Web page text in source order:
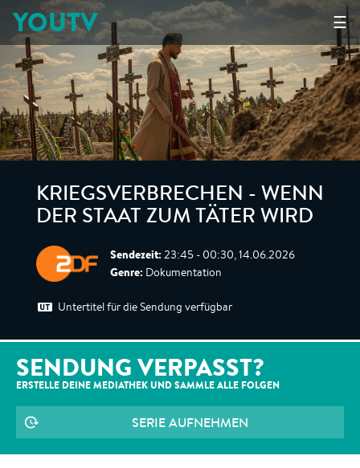
☰
YOUTV
KRIEGSVERBRECHEN - WENN
DER STAAT ZUM TÄTER WIRD
Sendezeit: 23:45 - 00:30, 14.06.2026
Genre: Dokumentation
Untertitel für die Sendung verfügbar
SENDUNG VERPASST?
ERSTELLE DEINE MEDIATHEK UND SAMMLE ALLE FOLGEN
SERIE AUFNEHMEN